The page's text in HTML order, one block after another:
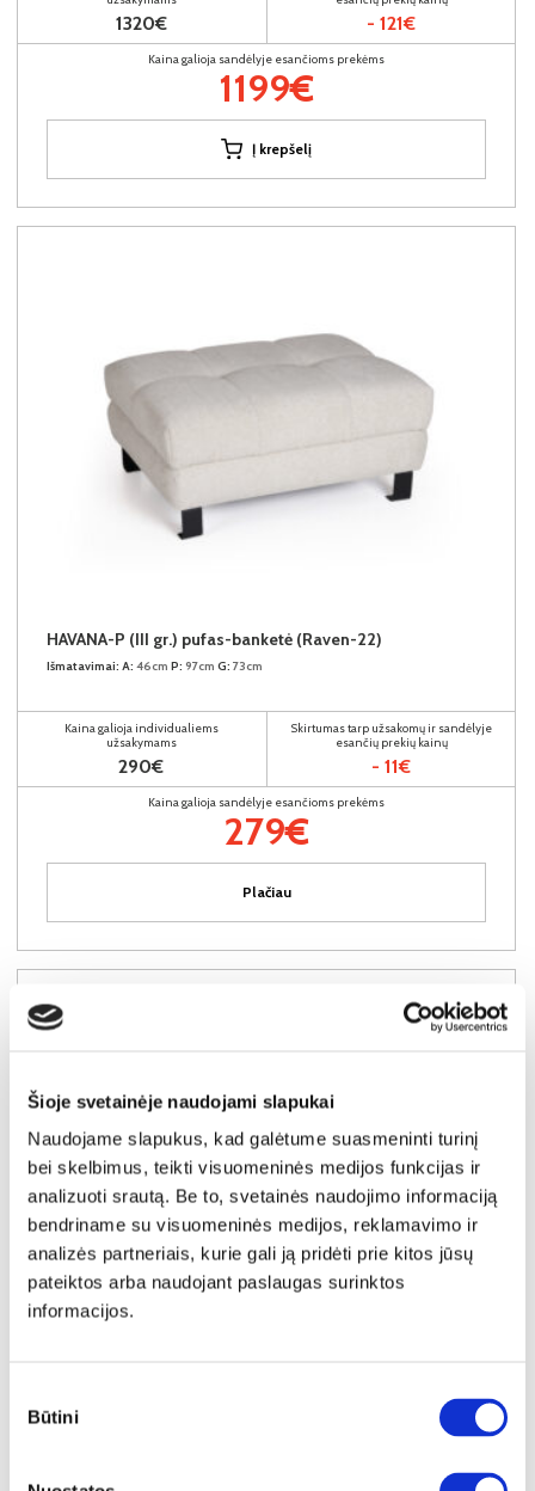
Šioje svetainėje naudojami slapukai
Naudojame slapukus, kad galėtume suasmeninti turinį
bei skelbimus, teikti visuomeninės medijos funkcijas ir
analizuoti srautą. Be to, svetainės naudojimo informaciją
bendriname su visuomeninės medijos, reklamavimo ir
analizės partneriais, kurie gali ją pridėti prie kitos jūsų
pateiktos arba naudojant paslaugas surinktos
informacijos.
pasirinkimas
Būtini
1320€ - 121€
Kaina galioja sandėlyje esančioms prekėms
1199€
Į krepšelį
HAVANA-P (III gr.) pufas-banketė (Raven-22)
Išmatavimai: A: 46cm P: 97cm G: 73cm
Kaina galioja individualiems
užsakymams
290€
Skirtumas tarp užsakomų ir sandėlyje
esančių prekių kainų
- 11€
Kaina galioja sandėlyje esančioms prekėms
279€
Plačiau
Išmatavimai:
Miegamoji dalis:
užsakymams
Skirtumas tarp užsakomų ir sandėlyje
esančių prekių kainų